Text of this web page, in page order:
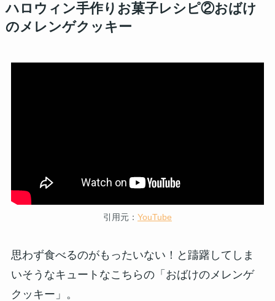
ハロウィン手作りお菓子レシピ②おばけ
のメレンゲクッキー
引用元： YouTube
思わず食べるのがもったいない！と躊躇してしま
いそうなキュートなこちらの「おばけのメレンゲ
クッキー」。